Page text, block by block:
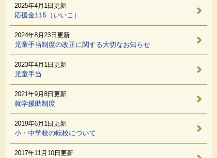
応援金115（いいこ）
2025年4月1日更新
児童手当制度の改正に関する大切なお知らせ
2024年8月23日更新
児童手当
2023年4月1日更新
就学援助制度
2021年9月8日更新
小・中学校の転校について
2019年6月1日更新
2017年11月10日更新